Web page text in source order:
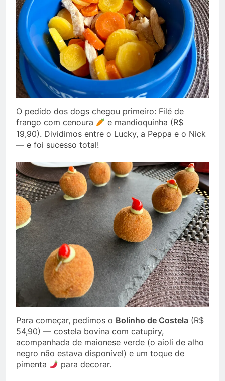
O pedido dos dogs chegou primeiro: Filé de
frango com cenoura
e mandioquinha (R$
19,90). Dividimos entre o Lucky, a Peppa e o Nick
— e foi sucesso total!
Para começar, pedimos o Bolinho de Costela (R$
54,90) — costela bovina com catupiry,
acompanhada de maionese verde (o aioli de alho
negro não estava disponível) e um toque de
pimenta
para decorar.